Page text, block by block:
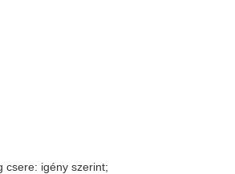
csere: igény szerint;